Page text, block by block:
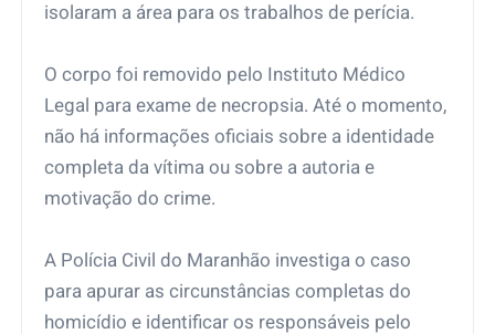
isolaram a área para os trabalhos de perícia.
O corpo foi removido pelo Instituto Médico
Legal para exame de necropsia. Até o momento,
não há informações oficiais sobre a identidade
completa da vítima ou sobre a autoria e
motivação do crime.
A Polícia Civil do Maranhão investiga o caso
para apurar as circunstâncias completas do
homicídio e identificar os responsáveis pelo